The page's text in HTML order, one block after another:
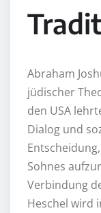
Abraham
jüdischer
den USA
Dialog und
Sohnes
Verbindung
Heschel wird